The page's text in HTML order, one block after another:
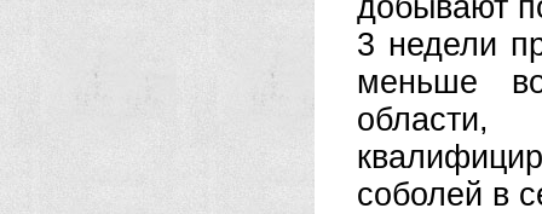
добывают
3 недели
меньше
соболей в